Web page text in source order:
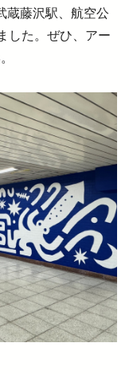
蔵藤沢駅、航空公
した。ぜひ、アー